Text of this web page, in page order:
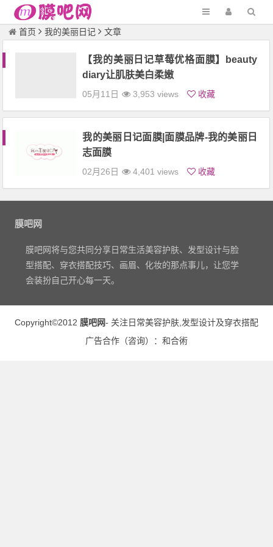
首页 我的美丽日记 文章
【我的美丽日记草莓优格面膜】beauty
diary让肌肤美白柔嫩
05月11日 3,953 views 收藏
我的美丽日记面膜|面膜品牌-我的美丽日
志面膜
02月26日 4,401 views 收藏
膜吧网
膜吧网将与您共同分享日常生活美容护肤、发型设计与脸
型搭配、穿衣搭配技巧、画眉、化妆的那点事儿，让您学
会装扮自己开心每一天。
Copyright©2012 膜吧网- 关注日常美容护肤 发型设计及穿衣搭配
广告合作（咨询）： 和合術